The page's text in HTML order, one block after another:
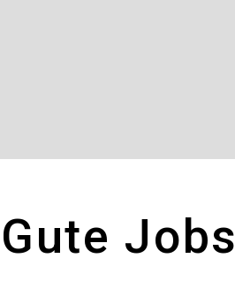
Jobs